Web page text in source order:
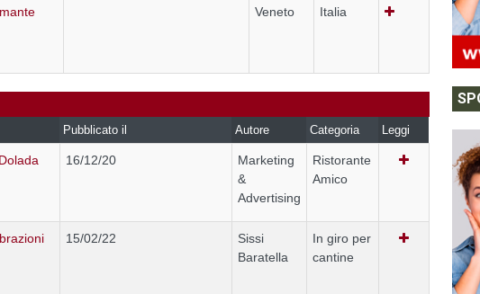
Veneto Italia
Pubblicato il Autore Categoria Leggi
16/12/20
Marketing
&
Advertising
Ristorante
Amico
15/02/22
Sissi
Baratella
In giro per
cantine